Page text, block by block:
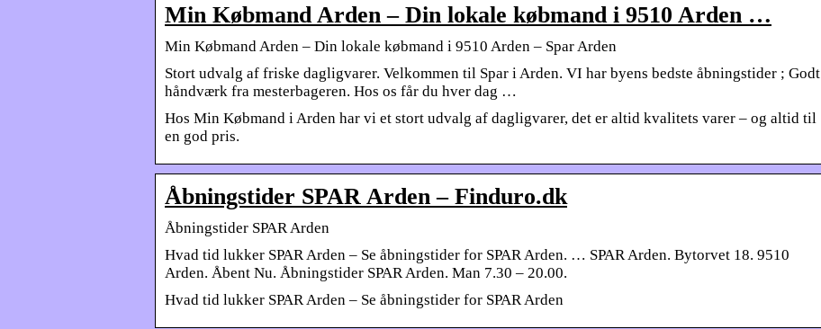
Min Købmand Arden – Din lokale købmand i 9510 Arden …
Min Købmand Arden – Din lokale købmand i 9510 Arden – Spar Arden
​Stort udvalg af friske dagligvarer. Velkommen til Spar i Arden. VI har byens bedste åbningstider ; Godt
håndværk fra mesterbageren. Hos os får du hver dag …
Hos Min Købmand i Arden har vi et stort udvalg af dagligvarer, det er altid kvalitets varer – og altid til
en god pris.
Åbningstider SPAR Arden – Finduro.dk
Åbningstider SPAR Arden
Hvad tid lukker SPAR Arden – Se åbningstider for SPAR Arden. … SPAR Arden. Bytorvet 18. 9510
Arden. Åbent Nu. Åbningstider SPAR Arden. Man 7.30 – 20.00.
Hvad tid lukker SPAR Arden – Se åbningstider for SPAR Arden